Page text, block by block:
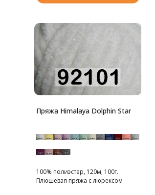
Пряжа Himalaya Dolphin Star
100% полиэстер, 120м, 100г.
Плюшевая пряжа с люрексом